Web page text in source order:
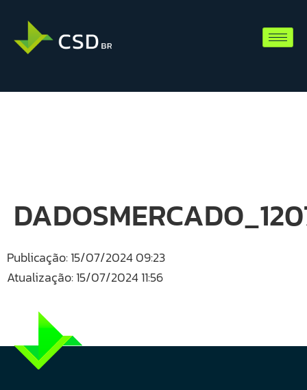
Publicação: 15/07/2024 09:23
Atualização: 15/07/2024 11:56